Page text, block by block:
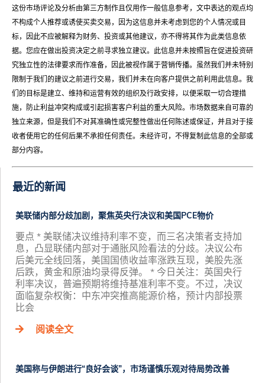
这份市场评论及分析由第三方制作且仅用作一般信息参考，文中表达的观点均
不构成个人推荐或诱使买卖交易，因为这信息并未考虑到您的个人情况或目
标，因此不应被解释为财务、投资或其他建议，亦不得将其作为此类信息依
据。您应在做出投资决定之前寻求独立建议。此信息并未按照旨在促进投资研
究独立性的法律要求而作准备，因此被视作属于营销传播。虽然我们并未特别
限制于我们的建议之前进行交易，我们并未在向客户提供之前利用此信息。我
们的目标是建立、维持和运营有效的组织及行政安排，以便采取一切合理措
施，防止利益冲突构成或引起损害客户利益的重大风险。市场数据来自可靠的
独立来源，但是我们不对其准确性或完整性做出任何陈述或保证，并且对于接
收者使用它的任何后果不承担任何责任。未经许可，不得复制此信息的全部或
部分内容。
最近的新闻
美联储内部分歧加剧，聚焦英央行决议和美国PCE物价
要点 * 美联储决议维持利率不变，而三名决策者支持加
息，凸显联储内部对于通胀风险看法的分歧。决议公布
后美元全线回落，美国国债收益率涨跌互现，美股先涨
后跌，黄金和原油均录得反弹。 * 今日关注：英国央行
利率决议，普遍预期将维持基准利率不变。不过，决议
面临复杂权衡：中东冲突推高能源价格，预计内部投票
比会
阅读全文
美国称与伊朗进行“良好会谈”，市场谨慎乐观对待局势改善